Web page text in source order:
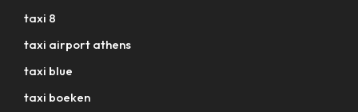
taxi 8
taxi airport athens
taxi blue
taxi boeken